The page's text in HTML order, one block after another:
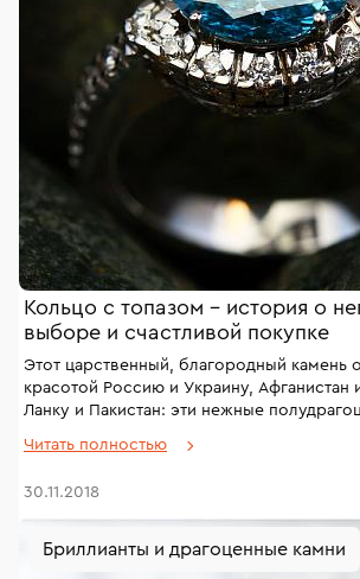
Кольцо с топазом – история о
выборе и счастливой покупке
Этот царственный, благородный камень
красотой Россию и Украину,
Ланку и Пакистан: эти нежные
топазами имеют стоимость ниже, в
бриллиантами. Но страсть модниц к
прозрачными, разноцветными
будет удовлетворена в полной мере.
Читать полностью
30.11.2018
Бриллианты и драгоценные камни